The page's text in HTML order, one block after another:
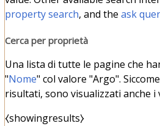
property search, and the ask
Cerca per proprietà
Una lista di tutte le pagine che
"Nome" col valore "Argo".
risultati, sono visualizzati anche i
⧼showingresults⧽